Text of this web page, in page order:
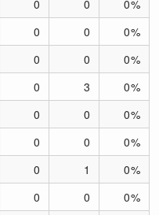
0 0
0%
0 0
0%
0 0
0%
0 3
0%
0 0
0%
0 0
0%
0 1
0%
0 0
0%